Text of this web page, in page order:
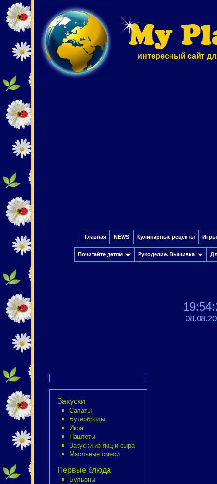
интересный сайт
Главная NEWS Кулинарные рецепты Игры
Почитайте детям Рукоделие. Вышивка
Закуски
Салаты
Бутерброды
Икра
Паштеты
Закуски из яиц и сыра
Масляные смеси
Первые блюда
Бульоны